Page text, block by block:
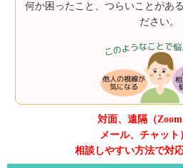
何か困ったこと、つらいことがあ
ださい。
対面、遠隔（Zoom
メール、チャット
相談しやすい方法で対